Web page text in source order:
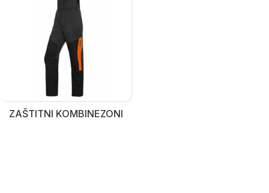
ZAŠTITNI KOMBINEZONI